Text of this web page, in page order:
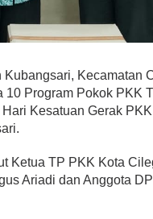
Kecamatan
Program Pokok PKK
Kesatuan Gerak
Ketua TP PKK Kota
Ariadi dan Anggota